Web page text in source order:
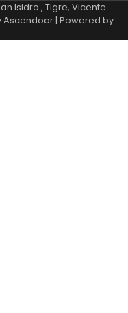
Isidro , Tigre, Vicente
Ascendoor| Powered by